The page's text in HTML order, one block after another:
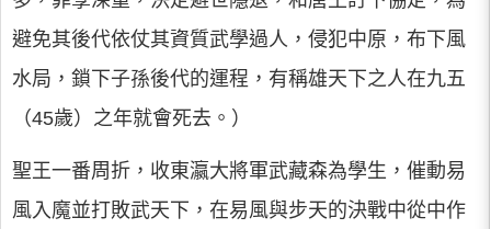
避免其後代依仗其資質武學過人，侵犯中原，布下風
水局，鎖下子孫後代的運程，有稱雄天下之人在九五
（45歲）之年就會死去。）
聖王一番周折，收東瀛大將軍武藏森為學生，催動易
風入魔並打敗武天下，在易風與步天的決戰中從中作